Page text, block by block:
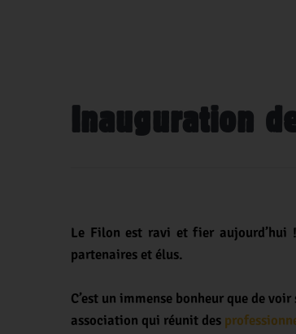
Inauguration
Le Filon est ravi et fier aujourd’hui !
partenaires et élus.
C’est un immense bonheur que de
association qui réunit des